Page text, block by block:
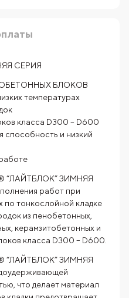
СЕРИЯ
БЛОКОВ
температурах
класса D300 – D600
способность и низкий
“ЛАЙТБЛОК” ЗИМНЯЯ
работ при
по тонкослойной кладке
из пенобетонных,
керамзитобетонных и
класса D300 – D600.
“ЛАЙТБЛОК” ЗИМНЯЯ
что делает материал